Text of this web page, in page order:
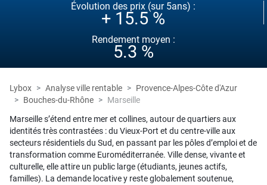
Évolution des prix (sur 5ans) :
+ 15.5 %
Rendement moyen :
5.3 %
Lybox Analyse ville rentable
Provence-Alpes-Côte d'Azur
Bouches-du-Rhône
Marseille
Marseille s’étend entre mer et collines, autour de quartiers aux
identités très contrastées : du Vieux-Port et du centre-ville aux
secteurs résidentiels du Sud, en passant par les pôles d’emploi et de
transformation comme Euroméditerranée. Ville dense, vivante et
culturelle, elle attire un public large (étudiants, jeunes actifs,
familles). La demande locative y reste globalement soutenue,